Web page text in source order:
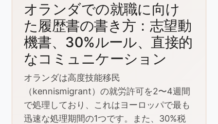
オランダでの就職に向け
た履歴書の書き方：志望動
機書、30%ルール、直接的
なコミュニケーション
オランダは高度技能移民
（kennismigrant）の就労許可を2〜4週間
で処理しており、これはヨーロッパで最も
迅速な処理期間の1つです。また、30%税